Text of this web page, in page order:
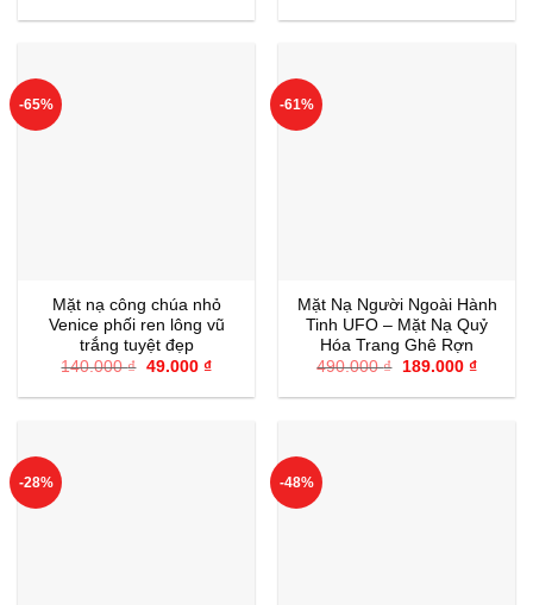
là:
tại
là:
tại
-65%
Mặt nạ công chúa nhỏ
Venice phối ren lông vũ
trắng tuyệt đẹp
140.000₫ Giá
là:
49.000 ₫Giá
tại
-61%
Mặt Nạ Người Ngoài Hành
Tinh UFO – Mặt Nạ Quỷ
Hóa Trang Ghê Rợn
490.000₫
Giá
là:
189.000 ₫Giá
tại
-28% -48%